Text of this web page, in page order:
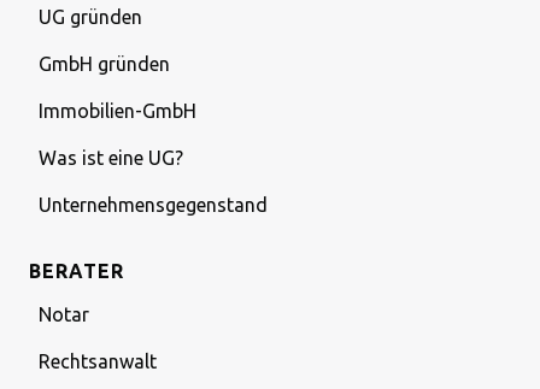
UG gründen
GmbH gründen
Immobilien-GmbH
Was ist eine UG?
Unternehmensgegenstand
BERATER
Notar
Rechtsanwalt